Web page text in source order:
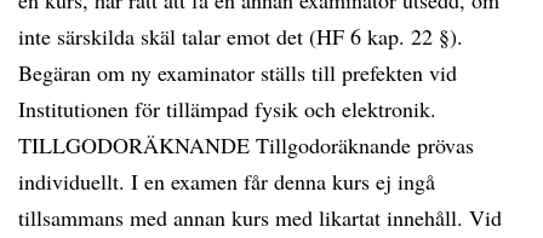
inte särskilda skäl talar emot det (HF 6 kap. 22 §).
Begäran om ny examinator ställs till prefekten vid
Institutionen för tillämpad fysik och elektronik.
TILLGODORÄKNANDE Tillgodoräknande prövas
individuellt. I en examen får denna kurs ej ingå
tillsammans med annan kurs med likartat innehåll. Vid